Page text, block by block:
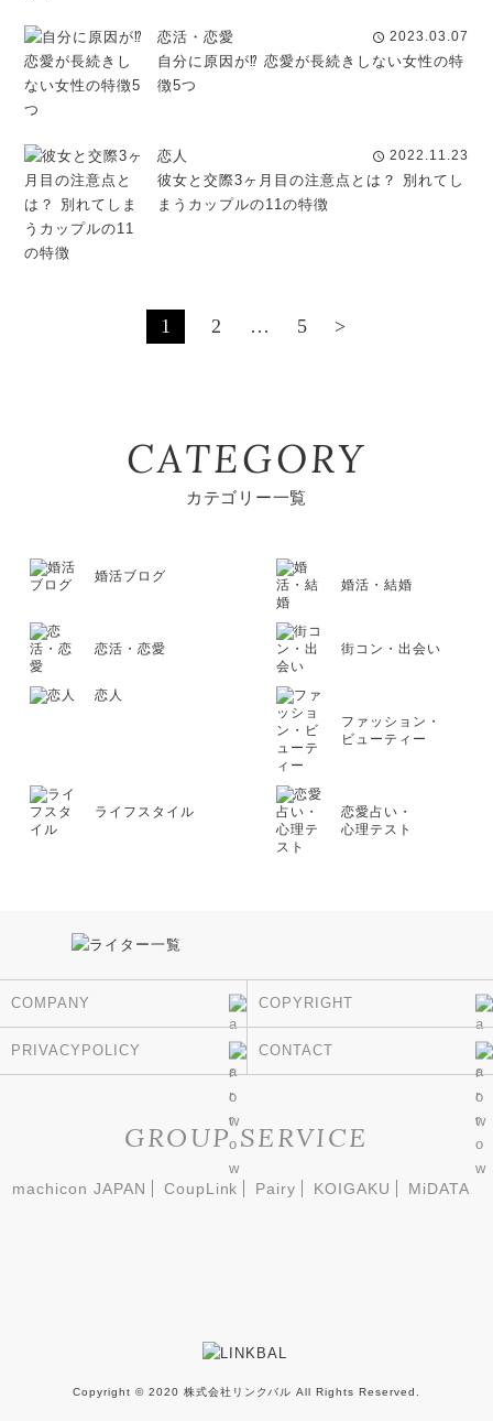
恋活・恋愛
自分に原因が⁉ 恋愛が長続きしない女性の特
徴5つ
schedule 2023.03.07
恋人
彼女と交際3ヶ月目の注意点とは？ 別れてし
まうカップルの11の特徴
schedule 2022.11.23
1 2 … 5 >
CATEGORY
カテゴリー一覧
婚活ブログ
婚活・結婚
恋活・恋愛 街コン・出会い
恋人
ファッション・
ビューティー
ライフスタイル
恋愛占い・
心理テスト
COMPANY COPYRIGHT
PRIVACYPOLICY CONTACT
GROUP SERVICE
machicon JAPAN CoupLink Pairy KOIGAKU MiDATA
Copyright © 2020 株式会社リンクバル All Rights Reserved.